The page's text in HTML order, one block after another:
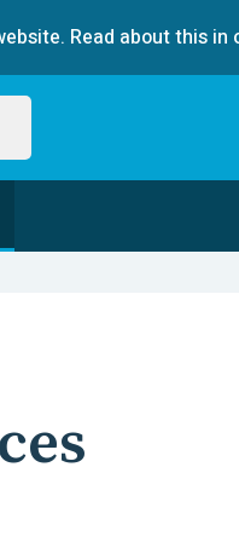
Read about this in